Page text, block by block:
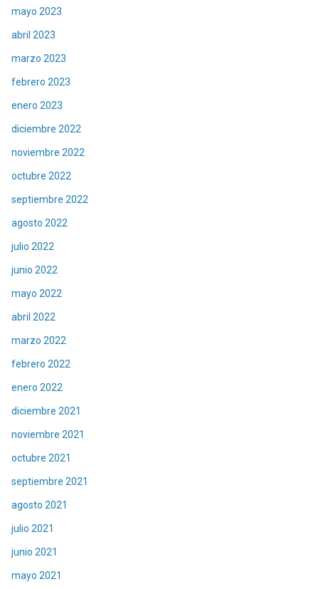
mayo 2023
abril 2023
marzo 2023
febrero 2023
enero 2023
diciembre 2022
noviembre 2022
octubre 2022
septiembre 2022
agosto 2022
julio 2022
junio 2022
mayo 2022
abril 2022
marzo 2022
febrero 2022
enero 2022
diciembre 2021
noviembre 2021
octubre 2021
septiembre 2021
agosto 2021
julio 2021
junio 2021
mayo 2021